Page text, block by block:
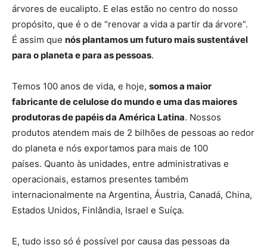
árvores de eucalipto. E elas estão no centro do nosso
propósito, que é o de “renovar a vida a partir da árvore”.
É assim que nós plantamos um futuro mais sustentável
para o planeta e para as pessoas.
Temos 100 anos de vida, e hoje, somos a maior
fabricante de celulose do mundo e uma das maiores
produtoras de papéis da América Latina. Nossos
produtos atendem mais de 2 bilhões de pessoas ao redor
do planeta e nós exportamos para mais de 100
países. Quanto às unidades, entre administrativas e
operacionais, estamos presentes também
internacionalmente na Argentina, Áustria, Canadá, China,
Estados Unidos, Finlândia, Israel e Suíça.
E, tudo isso só é possível por causa das pessoas da